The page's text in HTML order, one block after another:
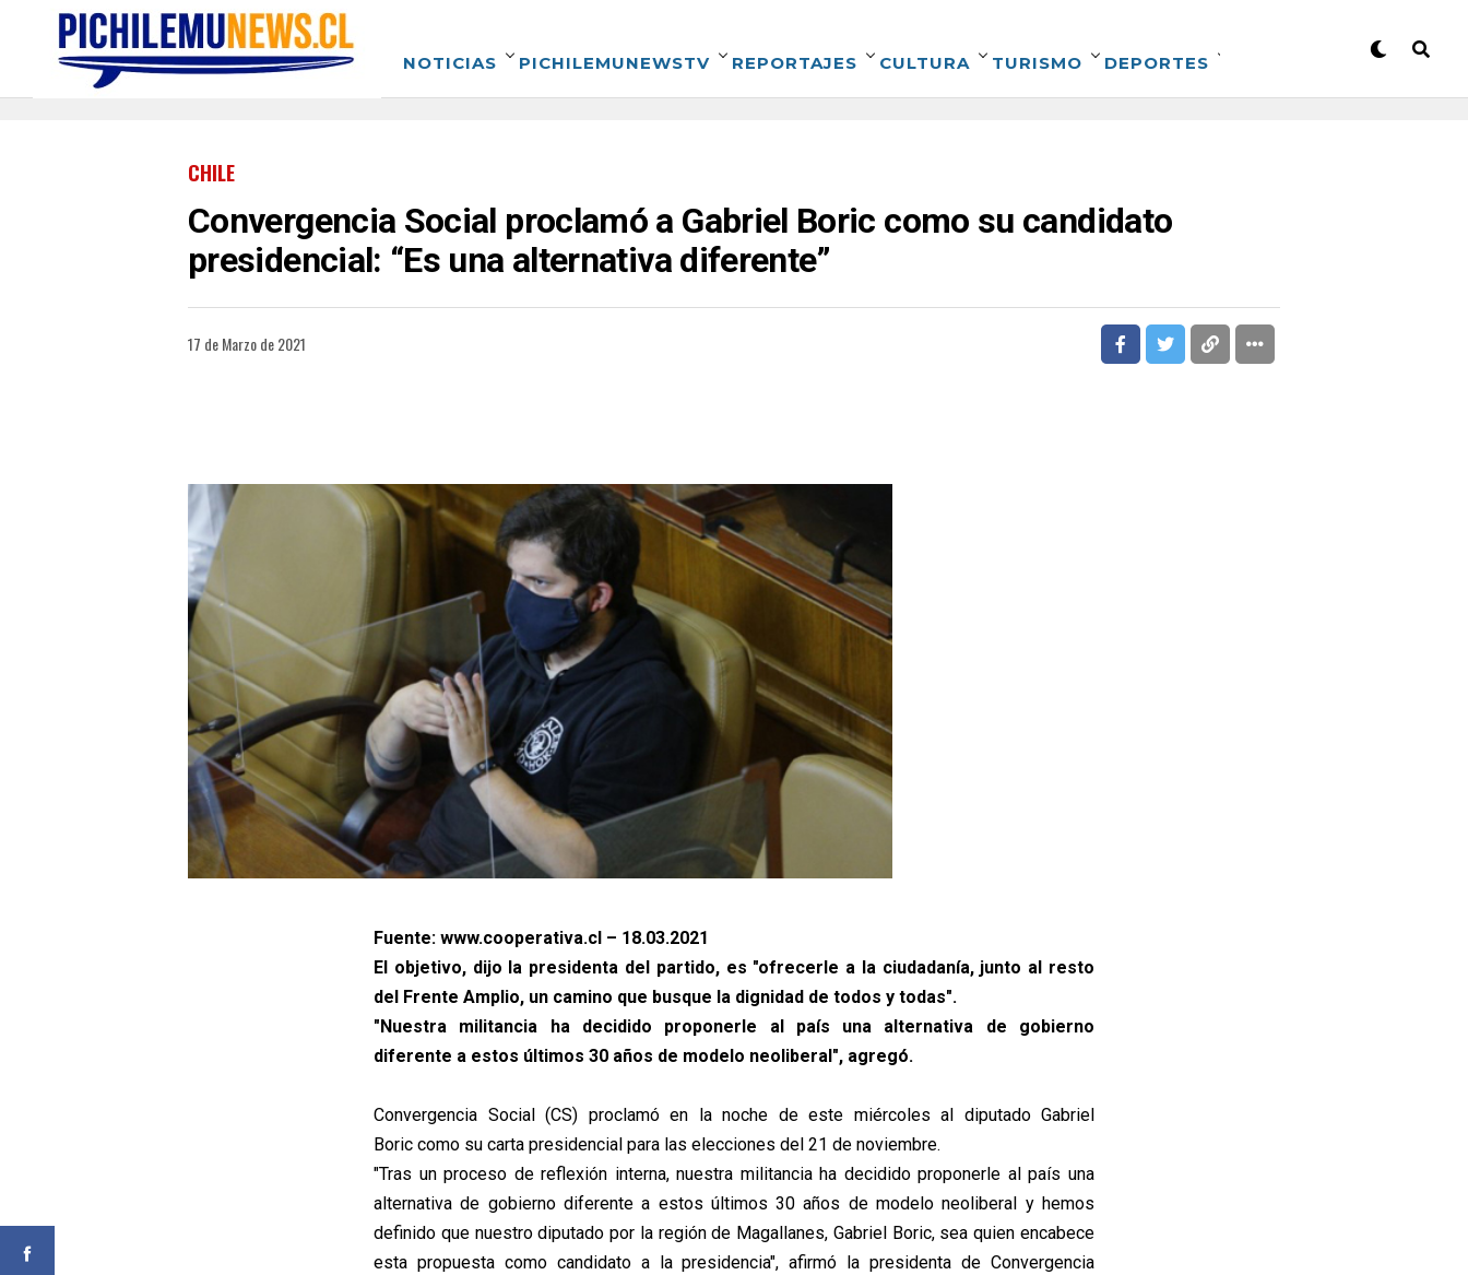
NOTICIAS PICHILEMUNEWSTV REPORTAJES CULTURA TURISMO DEPORTES
CHILE
Convergencia Social proclamó a Gabriel Boric como su candidato
presidencial: “Es una alternativa diferente”
17 de Marzo de 2021
Fuente: www.cooperativa.cl – 18.03.2021
El objetivo, dijo la presidenta del partido, es "ofrecerle a la ciudadanía, junto al resto
del Frente Amplio, un camino que busque la dignidad de todos y todas".
"Nuestra militancia ha decidido proponerle al país una alternativa de gobierno
diferente a estos últimos 30 años de modelo neoliberal", agregó.
Convergencia Social (CS) proclamó en la noche de este miércoles al diputado Gabriel
Boric como su carta presidencial para las elecciones del 21 de noviembre.
"Tras un proceso de reflexión interna, nuestra militancia ha decidido proponerle al país una
alternativa de gobierno diferente a estos últimos 30 años de modelo neoliberal y hemos
definido que nuestro diputado por la región de Magallanes, Gabriel Boric, sea quien encabece
esta propuesta como candidato a la presidencia", afirmó la presidenta de Convergencia